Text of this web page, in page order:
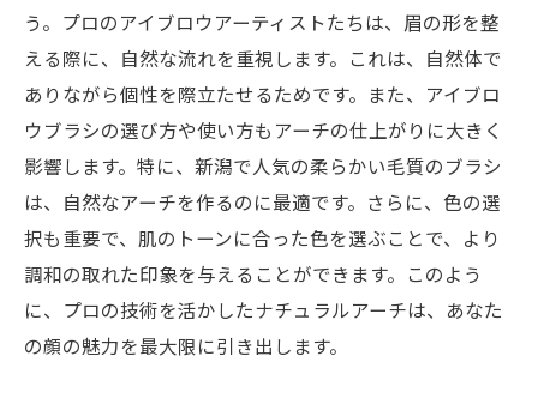
う。プロのアイブロウアーティストたちは、眉の形を整
える際に、自然な流れを重視します。これは、自然体で
ありながら個性を際立たせるためです。また、アイブロ
ウブラシの選び方や使い方もアーチの仕上がりに大きく
影響します。特に、新潟で人気の柔らかい毛質のブラシ
は、自然なアーチを作るのに最適です。さらに、色の選
択も重要で、肌のトーンに合った色を選ぶことで、より
調和の取れた印象を与えることができます。このよう
に、プロの技術を活かしたナチュラルアーチは、あなた
の顔の魅力を最大限に引き出します。